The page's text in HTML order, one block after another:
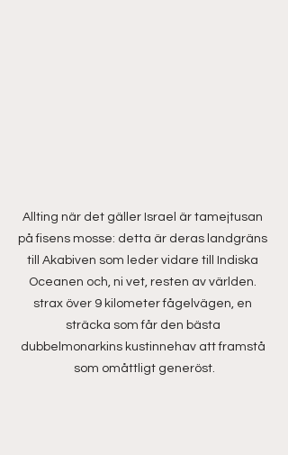
Allting när det gäller Israel är tamejtusan
på fisens mosse: detta är deras landgräns
till Akabiven som leder vidare till Indiska
Oceanen och, ni vet, resten av världen.
strax över 9 kilometer fågelvägen, en
sträcka som får den bästa
dubbelmonarkins kustinnehav att framstå
som omåttligt generöst.